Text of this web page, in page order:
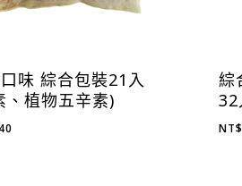
味 綜合包裝21入
、植物五辛素)
綜
32